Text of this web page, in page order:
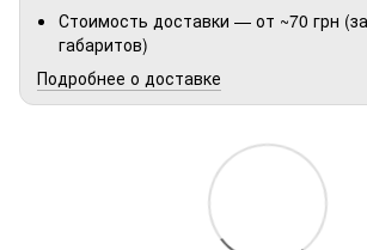
Стоимость доставки — от ~70 грн
габаритов)
Подробнее о доставке